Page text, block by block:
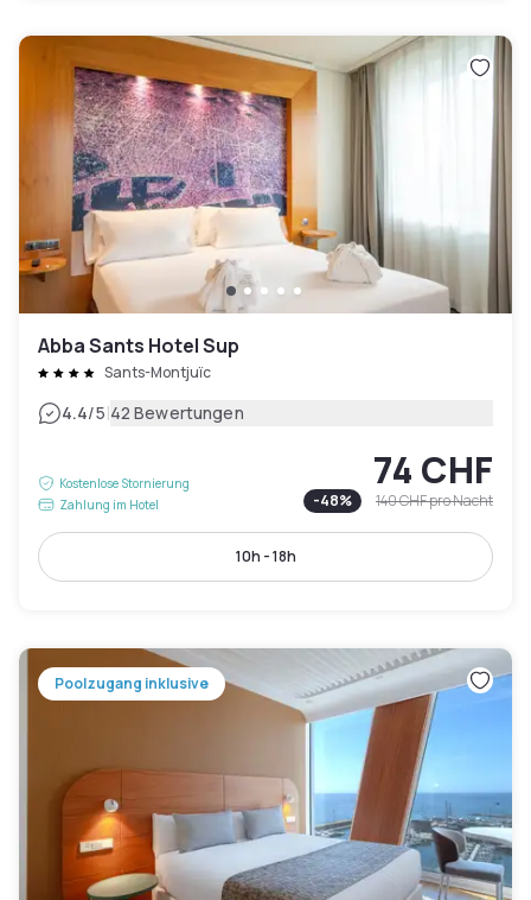
Abba Sants Hotel Sup
Sants-Montjuïc
4.4/5|42 Bewertungen
Kostenlose Stornierung
Zahlung im Hotel
74 CHF
-48% 140 CHFpro Nacht
10h - 18h
Poolzugang inklusive